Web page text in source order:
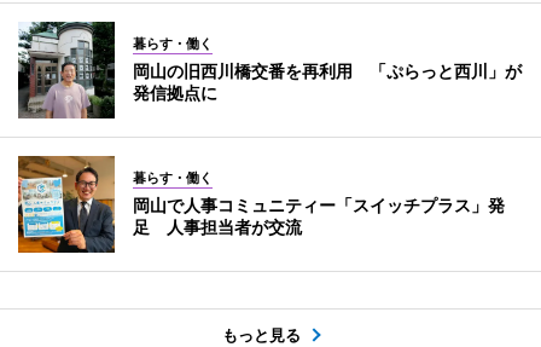
暮らす・働く
岡山の旧西川橋交番を再利用 「ぷらっと西川」が
発信拠点に
暮らす・働く
岡山で人事コミュニティー「スイッチプラス」発
足 人事担当者が交流
もっと見る